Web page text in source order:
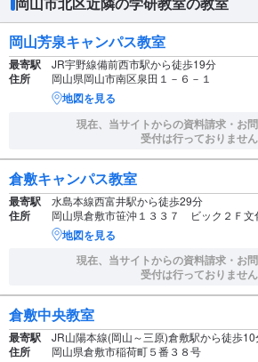
岡山芳泉キャンパス教室
最寄駅 JR宇野線備前西市駅から徒歩19分
住所 岡山県岡山市南区泉田１－６－１
地図を見る
現在、当サイトからの資料請求・お
受付は行っておりません
倉敷キャンパス教室
最寄駅 水島本線西富井駅から徒歩29分
住所 岡山県倉敷市笹沖１３３７ ビック２Ｆ文
地図を見る
現在、当サイトからの資料請求・お
受付は行っておりません
倉敷中央教室
最寄駅 JR山陽本線(岡山～三原)倉敷駅から徒歩10
住所 岡山県倉敷市稲荷町５番３８号